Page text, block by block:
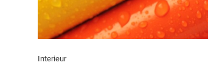
Interieur